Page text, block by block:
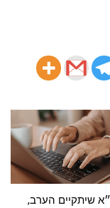
שיתקיים הערב,